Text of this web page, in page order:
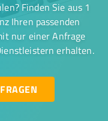
Finden Sie aus 1
Ihren passenden
nur einer Anfrage
erhalten.